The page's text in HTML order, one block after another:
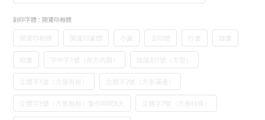
刻印字體 : 開運印相體
開運印相體 開運印篆體 小篆 古印體 隸書
楷書 字中字1號（外方內圓） 陰陽刻1號（方型）
立體字1號（方形有框） 立體字2號（方形滿邊）
立體字5號（方形無框）製作時間8天 立體字7號（方形特殊）